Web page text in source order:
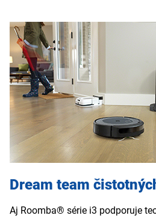
Dream team
Aj Roomba® série i3 podporuje